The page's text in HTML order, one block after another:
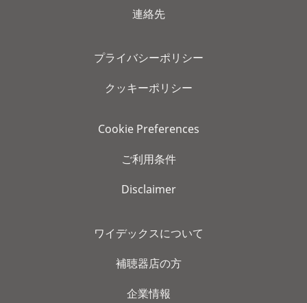
連絡先
プライバシーポリシー
クッキーポリシー
Cookie Preferences
ご利用条件
Disclaimer
ワイデックスについて
補聴器店の方
企業情報